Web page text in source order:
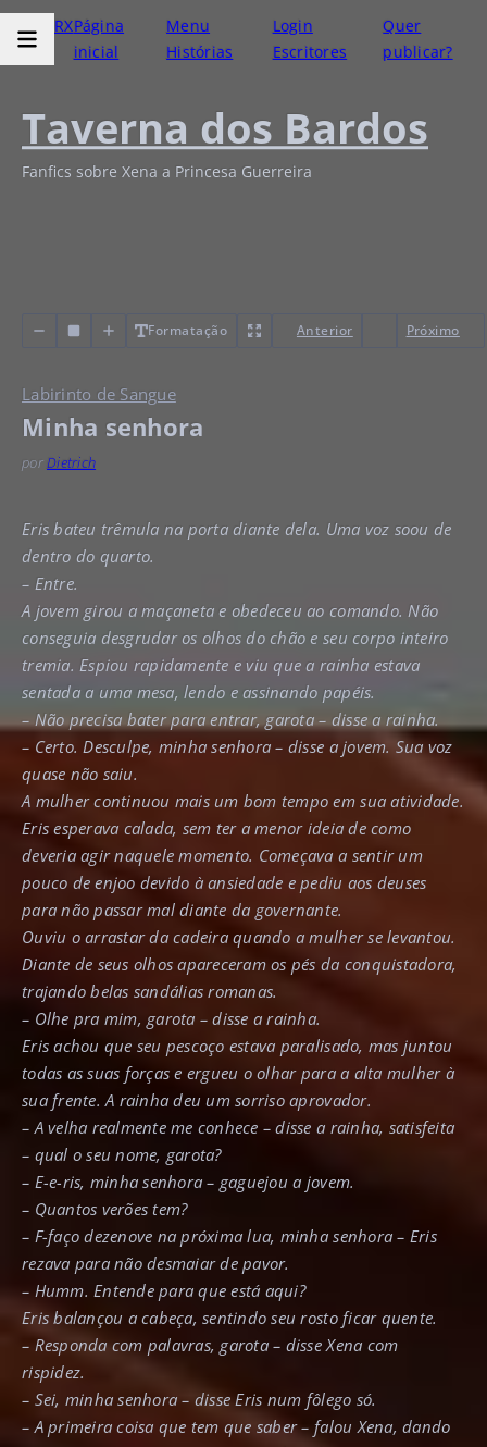
RXPágina
inicial
Menu
Histórias
Login
Escritores
Quer
publicar?
Taverna dos Bardos
Fanfics sobre Xena a Princesa Guerreira
Formatação Anterior Próximo
Labirinto de Sangue
Minha senhora
porDietrich
Eris bateu trêmula na porta diante dela. Uma voz soou de
dentro do quarto.
– Entre.
A jovem girou a maçaneta e obedeceu ao comando. Não
conseguia desgrudar os olhos do chão e seu corpo inteiro
tremia. Espiou rapidamente e viu que a rainha estava
sentada a uma mesa, lendo e assinando papéis.
– Não precisa bater para entrar, garota – disse a rainha.
– Certo. Desculpe, minha senhora – disse a jovem. Sua voz
quase não saiu.
A mulher continuou mais um bom tempo em sua atividade.
Eris esperava calada, sem ter a menor ideia de como
deveria agir naquele momento. Começava a sentir um
pouco de enjoo devido à ansiedade e pediu aos deuses
para não passar mal diante da governante.
Ouviu o arrastar da cadeira quando a mulher se levantou.
Diante de seus olhos apareceram os pés da conquistadora,
trajando belas sandálias romanas.
– Olhe pra mim, garota – disse a rainha.
Eris achou que seu pescoço estava paralisado, mas juntou
todas as suas forças e ergueu o olhar para a alta mulher à
sua frente. A rainha deu um sorriso aprovador.
– A velha realmente me conhece – disse a rainha, satisfeita
– qual o seu nome, garota?
– E-e-ris, minha senhora – gaguejou a jovem.
– Quantos verões tem?
– F-faço dezenove na próxima lua, minha senhora – Eris
rezava para não desmaiar de pavor.
– Humm. Entende para que está aqui?
Eris balançou a cabeça, sentindo seu rosto ficar quente.
– Responda com palavras, garota – disse Xena com
rispidez.
– Sei, minha senhora – disse Eris num fôlego só.
– A primeira coisa que tem que saber – falou Xena, dando